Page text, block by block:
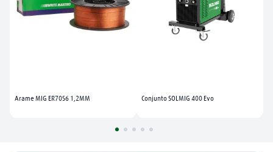
Arame MIG ER70S6 1,2MM Conjunto SOLMIG 400 Evo